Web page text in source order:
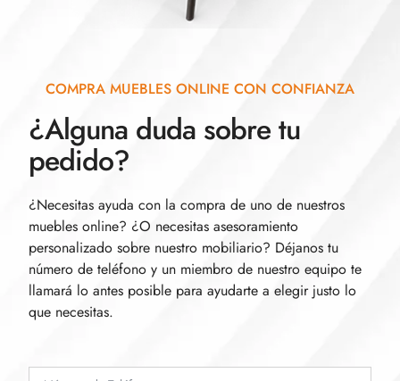
COMPRA MUEBLES ONLINE CON CONFIANZA
¿Alguna duda sobre tu
pedido?
¿Necesitas ayuda con la compra de uno de nuestros
muebles online? ¿O necesitas asesoramiento
personalizado sobre nuestro mobiliario? Déjanos tu
número de teléfono y un miembro de nuestro equipo te
llamará lo antes posible para ayudarte a elegir justo lo
que necesitas.